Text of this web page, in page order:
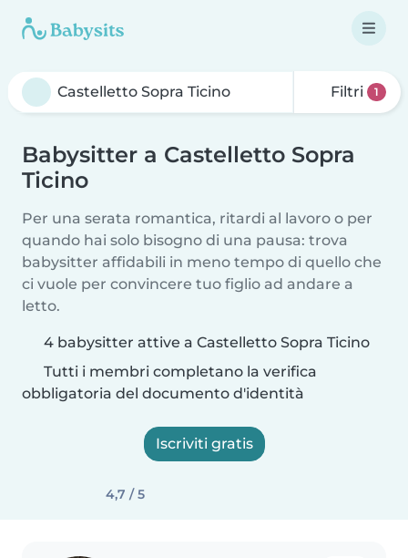
Filtri 1
Babysitter a Castelletto Sopra
Ticino
Per una serata romantica, ritardi al lavoro o per
quando hai solo bisogno di una pausa: trova
babysitter affidabili in meno tempo di quello che
ci vuole per convincere tuo figlio ad andare a
letto.
4 babysitter attive a Castelletto Sopra Ticino
Tutti i membri completano la verifica
obbligatoria del documento d'identità
Iscriviti gratis
4,7 / 5